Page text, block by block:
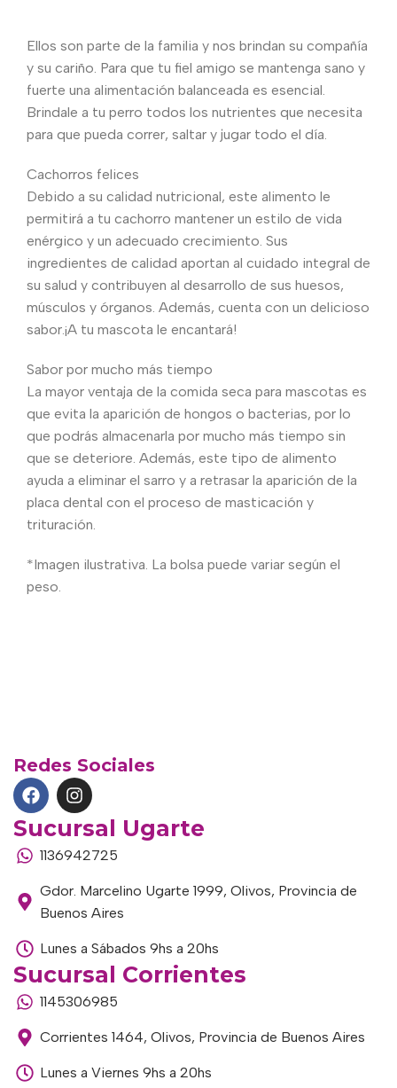
Ellos son parte de la familia y nos brindan su compañía
y su cariño. Para que tu fiel amigo se mantenga sano y
fuerte una alimentación balanceada es esencial.
Brindale a tu perro todos los nutrientes que necesita
para que pueda correr, saltar y jugar todo el día.
Cachorros felices
Debido a su calidad nutricional, este alimento le
permitirá a tu cachorro mantener un estilo de vida
enérgico y un adecuado crecimiento. Sus
ingredientes de calidad aportan al cuidado integral de
su salud y contribuyen al desarrollo de sus huesos,
músculos y órganos. Además, cuenta con un delicioso
sabor.¡A tu mascota le encantará!
Sabor por mucho más tiempo
La mayor ventaja de la comida seca para mascotas es
que evita la aparición de hongos o bacterias, por lo
que podrás almacenarla por mucho más tiempo sin
que se deteriore. Además, este tipo de alimento
ayuda a eliminar el sarro y a retrasar la aparición de la
placa dental con el proceso de masticación y
trituración.
*Imagen ilustrativa. La bolsa puede variar según el
peso.
Redes Sociales
Sucursal Ugarte
1136942725
Gdor. Marcelino Ugarte 1999, Olivos, Provincia de
Buenos Aires
Lunes a Sábados 9hs a 20hs
Sucursal Corrientes
1145306985
Corrientes 1464, Olivos, Provincia de Buenos Aires
Lunes a Viernes 9hs a 20hs